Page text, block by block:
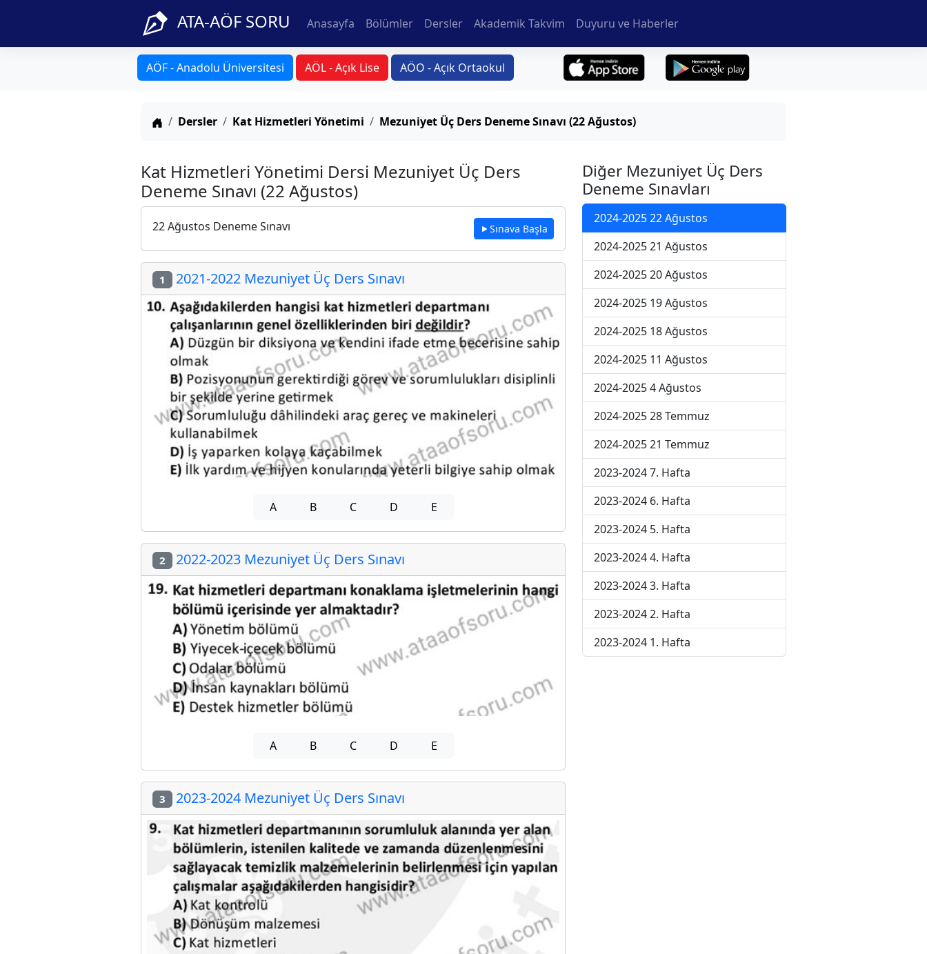
ATA-AÖF SORU Anasayfa Bölümler Dersler Akademik Takvim Duyuru ve Haberler
AÖF - Anadolu Üniversitesi AÖL - Açık Lise AÖO - Açık Ortaokul
Anasayfa
Dersler Kat Hizmetleri Yönetimi Mezuniyet Üç Ders Deneme Sınavı (22 Ağustos)
Kat Hizmetleri Yönetimi Dersi Mezuniyet Üç Ders
Deneme Sınavı (22 Ağustos)
22 Ağustos Deneme Sınavı Sınava Başla
1 2021-2022 Mezuniyet Üç Ders Sınavı
A B C D E
2 2022-2023 Mezuniyet Üç Ders Sınavı
A B C D E
3 2023-2024 Mezuniyet Üç Ders Sınavı
Diğer Mezuniyet Üç Ders
Deneme Sınavları
2024-2025 22 Ağustos
2024-2025 21 Ağustos
2024-2025 20 Ağustos
2024-2025 19 Ağustos
2024-2025 18 Ağustos
2024-2025 11 Ağustos
2024-2025 4 Ağustos
2024-2025 28 Temmuz
2024-2025 21 Temmuz
2023-2024 7. Hafta
2023-2024 6. Hafta
2023-2024 5. Hafta
2023-2024 4. Hafta
2023-2024 3. Hafta
2023-2024 2. Hafta
2023-2024 1. Hafta